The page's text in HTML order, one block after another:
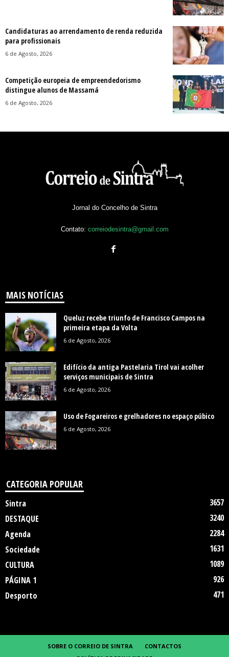
Candidaturas ao arrendamento de renda reduzida
para profissionais
6 de Agosto, 2026
Competição europeia de empreendedorismo
distingue alunos de Massamá
6 de Agosto, 2026
Jornal do Concelho de Sintra
Contato: correiodesintra@gmail.com
MAIS NOTÍCIAS
Queluz recebe triunfo de Francisco Campos na
primeira etapa da Volta
6 de Agosto, 2026
Edifício da antiga Pastelaria Tirol vai acolher
serviços municipais de Sintra
6 de Agosto, 2026
Uso de Fogareiros e grelhadores no espaço púbico
6 de Agosto, 2026
CATEGORIA POPULAR
Sintra
3657
DESTAQUE
3240
Agenda
2284
Sociedade
1631
CULTURA
1089
PÁGINA 1
926
Desporto
471
SOBRE O CORREIO DE SINTRA
CONTACTOS